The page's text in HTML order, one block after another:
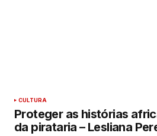
CULTURA
Proteger as histórias
da pirataria – Lesliana